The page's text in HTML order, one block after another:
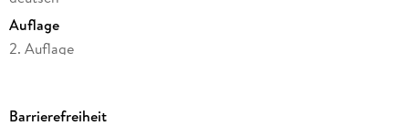
Auflage
2. Auflage
Barrierefreiheit